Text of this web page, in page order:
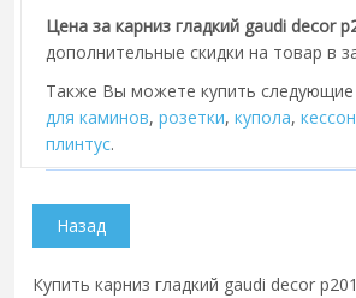
Цена за карниз гладкий gaudi decor
дополнительные скидки на товар в
Также Вы можете купить
для каминов, розетки, купола,
плинтус.
Купить карниз гладкий gaudi decor